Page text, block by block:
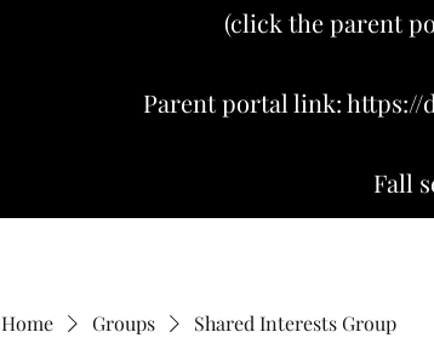
(click the parent
Parent portal link:https://
Fall
Home Groups Shared Interests Group